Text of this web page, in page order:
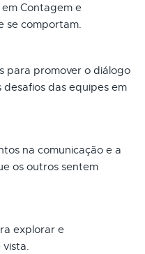
Contagem e
se comportam.
para promover o diálogo
das equipes em
na comunicação e a
os outros sentem
explorar e